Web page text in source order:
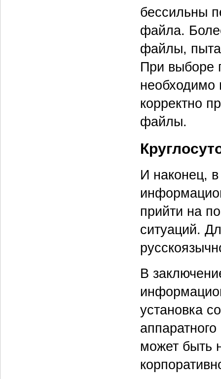
бессильны
файла.
файлы,
При выборе
необходимо
корректно
файлы.
И наконец,
прийти на
ситуаций.
В
установка
может быть